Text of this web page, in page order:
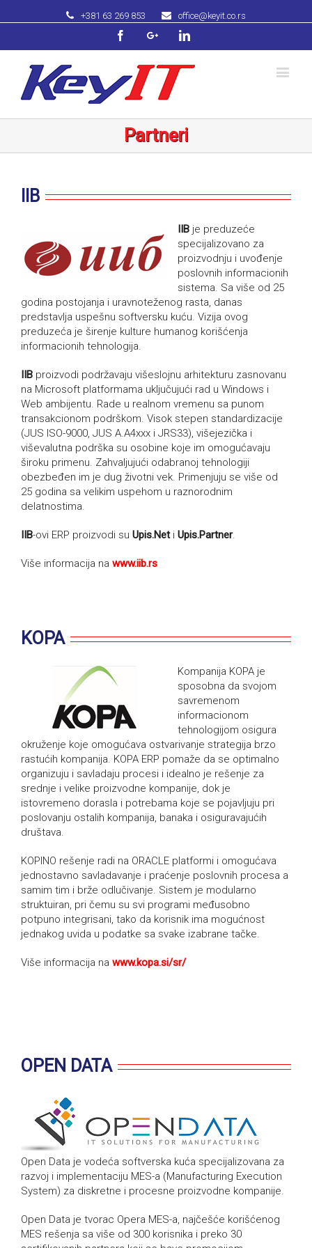
+381 63 269 853 office@keyit.co.rs
FacebookGoogleplusLinkedin
Partneri
IIB
IIB je preduzeće
specijalizovano za
proizvodnju i uvođenje
poslovnih informacionih
sistema. Sa više od 25
godina postojanja i uravnoteženog rasta, danas
predstavlja uspešnu softversku kuću. Vizija ovog
preduzeća je širenje kulture humanog korišćenja
informacionih tehnologija.
IIB proizvodi podržavaju višeslojnu arhitekturu zasnovanu
na Microsoft platformama uključujući rad u Windows i
Web ambijentu. Rade u realnom vremenu sa punom
transakcionom podrškom. Visok stepen standardizacije
(JUS ISO-9000, JUS A.A4xxx i JRS33), višejezička i
viševalutna podrška su osobine koje im omogućavaju
široku primenu. Zahvaljujući odabranoj tehnologiji
obezbeđen im je dug životni vek. Primenjuju se više od
25 godina sa velikim uspehom u raznorodnim
delatnostima.
IIB-ovi ERP proizvodi su Upis.Neti Upis.Partner.
Više informacija na www.iib.rs
KOPA
Kompanija KOPA je
sposobna da svojom
savremenom
informacionom
tehnologijom osigura
okruženje koje omogućava ostvarivanje strategija brzo
rastućih kompanija. KOPA ERP pomaže da se optimalno
organizuju i savladaju procesi i idealno je rešenje za
srednje i velike proizvodne kompanije, dok je
istovremeno dorasla i potrebama koje se pojavljuju pri
poslovanju ostalih kompanija, banaka i osiguravajućih
društava.
KOPINO rešenje radi na ORACLE platformi i omogućava
jednostavno savladavanje i praćenje poslovnih procesa a
samim tim i brže odlučivanje. Sistem je modularno
struktuiran, pri čemu su svi programi međusobno
potpuno integrisani, tako da korisnik ima mogućnost
jednakog uvida u podatke sa svake izabrane tačke.
Više informacija na www.kopa.si/sr/
OPEN DATA
Open Data je vodeća softverska kuća specijalizovana za
razvoj i implementaciju MES-a (Manufacturing Execution
System) za diskretne i procesne proizvodne kompanije.
Open Data je tvorac Opera MES-a, najčešće korišćenog
MES rešenja sa više od 300 korisnika i preko 30